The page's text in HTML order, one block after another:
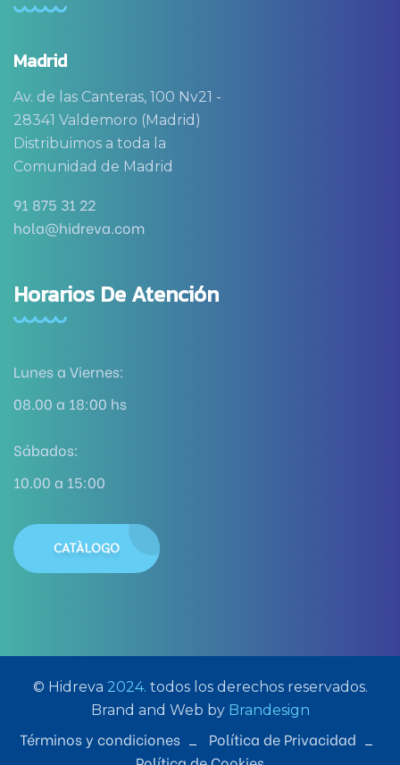
Madrid
Av. de las Canteras, 100 Nv21 -
28341 Valdemoro (Madrid)
Distribuimos a toda la
Comunidad de Madrid
91 875 31 22
hola@hidreva.com
Horarios De Atención
Lunes a Viernes:
08.00 a 18:00 hs
Sábados:
10.00 a 15:00
CATÁLOGO
© Hidreva 2024. todos los derechos reservados.
Brand and Web by Brandesign
Términos y condiciones
Política de Privacidad